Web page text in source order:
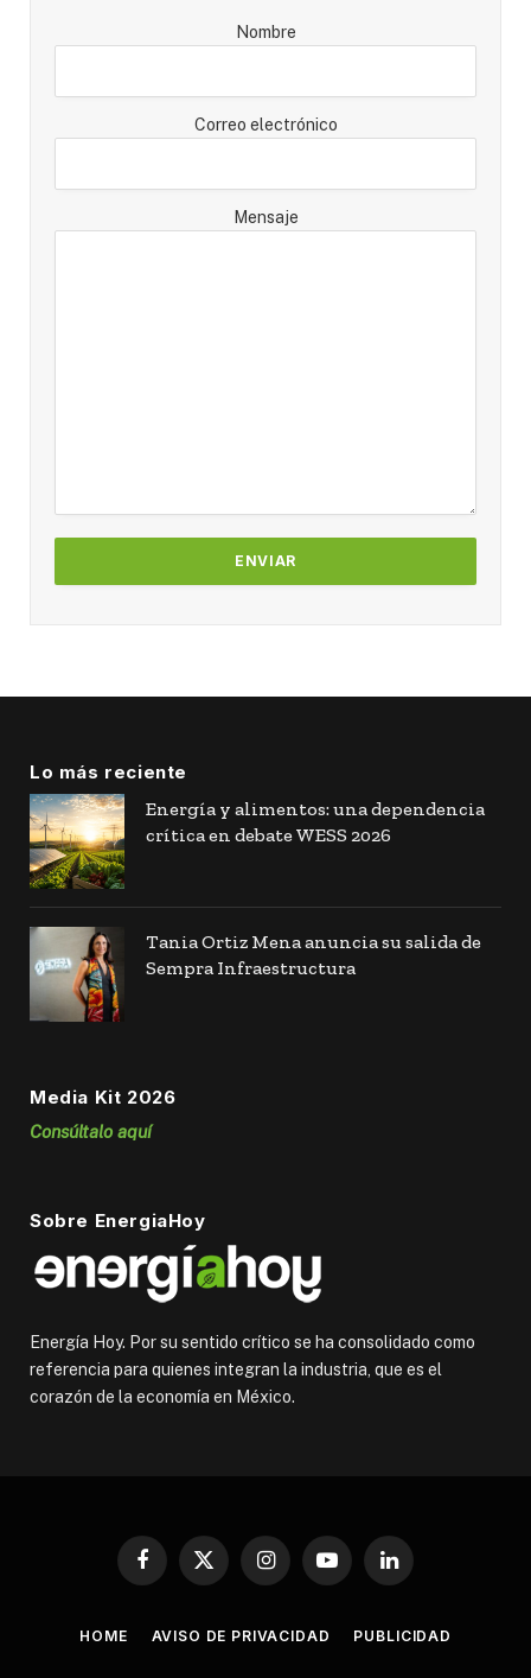
Nombre
Correo electrónico
Mensaje
Lo más reciente
Energía y alimentos: una dependencia
crítica en debate WESS 2026
Tania Ortiz Mena anuncia su salida de
Sempra Infraestructura
Media Kit 2026
Consúltalo aquí
Sobre EnergiaHoy
Energía Hoy. Por su sentido crítico se ha consolidado como
referencia para quienes integran la industria, que es el
corazón de la economía en México.
Facebook
X
InstagramYouTubeLinkedIn
HOME AVISO DE PRIVACIDAD PUBLICIDAD